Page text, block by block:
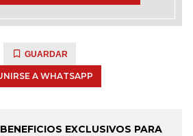
GUARDAR
A WHATSAPP
EXCLUSIVOS PARA